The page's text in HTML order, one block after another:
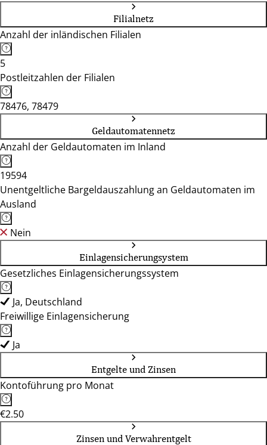
Filialnetz
Anzahl der inländischen Filialen
5
Postleitzahlen der Filialen
78476, 78479
Geldautomatennetz
Anzahl der Geldautomaten im Inland
19594
Unentgeltliche Bargeldauszahlung an Geldautomaten im
Ausland
Nein
Einlagensicherungsystem
Gesetzliches Einlagensicherungssystem
Ja, Deutschland
Freiwillige Einlagensicherung
Ja
Entgelte und Zinsen
Kontoführung pro Monat
€2.50
Zinsen und Verwahrentgelt